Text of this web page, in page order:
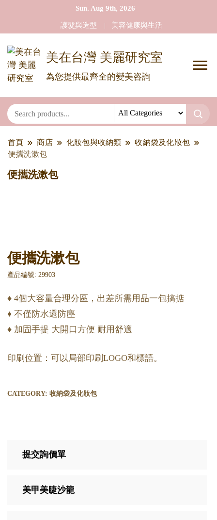
Sun. Aug 9th, 2026
護髮與造型 美容健康與生活
美在台灣 美麗研究室
為您提供最齊全的變美咨詢
首頁 商店 化妝包與收納類
收納袋及化妝包
便攜洗漱包
便攜洗漱包
便攜洗漱包
產品編號: 29903
♦︎ 4個大容量合理分區，出差所需用品一包搞掂
♦︎ 不僅防水還防塵
♦︎ 加固手提 大開口方便 耐用舒適
印刷位置：可以局部印刷LOGO和標語。
CATEGORY: 收納袋及化妝包
提交詢價單
美甲美睫沙龍